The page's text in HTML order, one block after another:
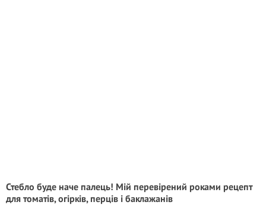
Стебло буде наче палець! Мій перевірений роками рецепт
для томатів, огірків, перців і баклажанів